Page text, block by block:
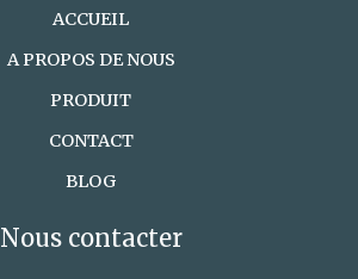
ACCUEIL
A PROPOS DE NOUS
PRODUIT
CONTACT
BLOG
Nous contacter